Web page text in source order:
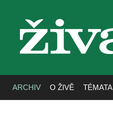
živa
ARCHIV O ŽIVĚ TÉMATA